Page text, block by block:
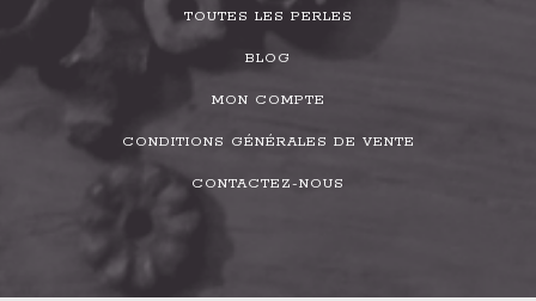
TOUTES LES PERLES
BLOG
MON COMPTE
CONDITIONS GÉNÉRALES DE VENTE
CONTACTEZ-NOUS